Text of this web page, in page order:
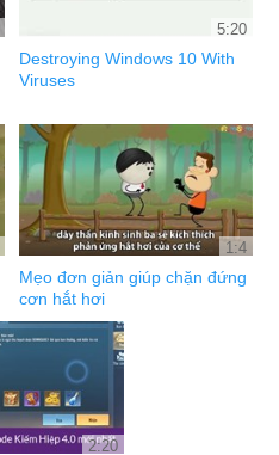
5:20
Destroying Windows 10 With
Viruses
1:4
Mẹo đơn giản giúp chặn đứng
cơn hắt hơi
2:20